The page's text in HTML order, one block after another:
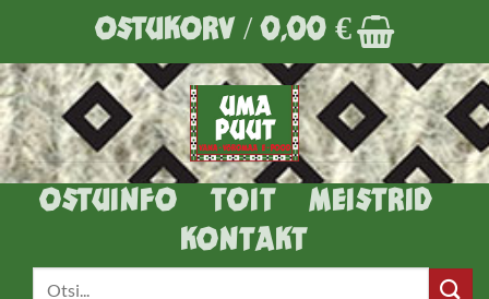
content
OSTUKORV /0,00 €
OSTUINFO TOIT
MEISTRID
KONTAKT